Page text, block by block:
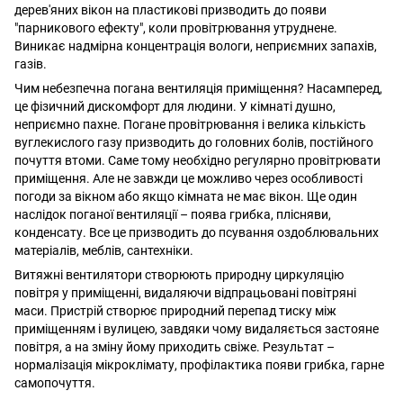
дерев'яних вікон на пластикові призводить до появи
"парникового ефекту", коли провітрювання утруднене.
Виникає надмірна концентрація вологи, неприємних запахів,
газів.
Чим небезпечна погана вентиляція приміщення? Насамперед,
це фізичний дискомфорт для людини. У кімнаті душно,
неприємно пахне. Погане провітрювання і велика кількість
вуглекислого газу призводить до головних болів, постійного
почуття втоми. Саме тому необхідно регулярно провітрювати
приміщення. Але не завжди це можливо через особливості
погоди за вікном або якщо кімната не має вікон. Ще один
наслідок поганої вентиляції – поява грибка, плісняви,
конденсату. Все це призводить до псування оздоблювальних
матеріалів, меблів, сантехніки.
Витяжні вентилятори створюють природну циркуляцію
повітря у приміщенні, видаляючи відпрацьовані повітряні
маси. Пристрій створює природний перепад тиску між
приміщенням і вулицею, завдяки чому видаляється застояне
повітря, а на зміну йому приходить свіже. Результат –
нормалізація мікроклімату, профілактика появи грибка, гарне
самопочуття.